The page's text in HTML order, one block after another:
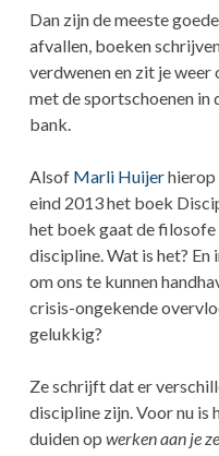
Dan zijn de meeste
afvallen, boeken
verdwenen en zit je
met de sportschoenen in
bank.
Alsof Marli Huijerhierop
eind 2013 het boek
het boek gaat de filosofe
discipline. Wat is het?
om ons te kunnen
crisis-ongekende
gelukkig?
Ze schrijft dat er
discipline zijn. Voor nu is
duiden op werken aan je